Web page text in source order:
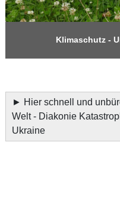
Klimaschutz -
► Hier schnell und
Welt - Diakonie
Ukraine